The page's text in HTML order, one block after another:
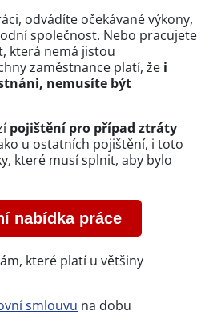
odvádíte očekávané výkony,
společnost. Nebo pracujete
která nemá jistou
zaměstnance platí, že i
nemusíte být
pojištění pro případ ztráty
u ostatních pojištění, i toto
které musí splnit, aby bylo
nabídka práce
které platí u většiny
smlouvu na dobu